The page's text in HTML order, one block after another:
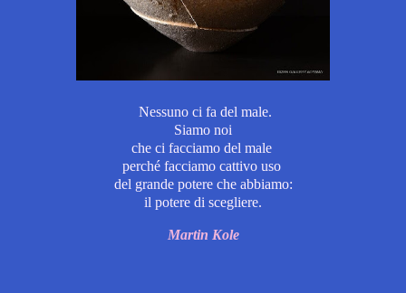
Nessuno ci fa del male.
Siamo noi
che ci facciamo del male
perché facciamo cattivo uso
del grande potere che abbiamo:
il potere di scegliere.
Martin Kole